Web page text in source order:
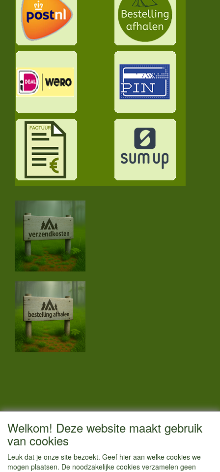
CONTACTGEGEVENS
Vestigingsadres:
Hoofdweg 36
1433 JW Kudelstaart
Welkom! Deze website maakt gebruik
van cookies
Leuk dat je onze site bezoekt. Geef hier aan welke cookies we
mogen plaatsen. De noodzakelijke cookies verzamelen geen